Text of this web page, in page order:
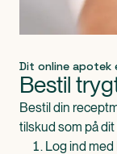
Dit online apotek
Bestil
Bestil din
tilskud som på
Log ind